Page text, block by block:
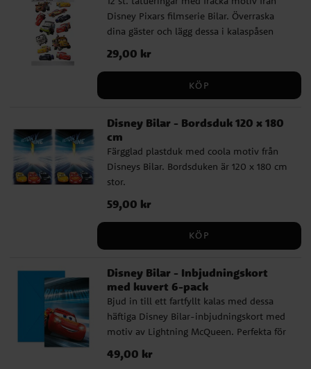
Disney Pixars filmserie Bilar. Överraska
dina gäster och lägg dessa i kalaspåsen
eller partyboxen inför kalaset med Bilar
som tema.
Pris:29,00 kr
29,00 kr
KÖP
Disney Bilar - Bordsduk 120 x 180
cm
Färgglad plastduk med coola motiv från
Disneys Bilar. Bordsduken är 120 x 180 cm
stor.
Pris:59,00 kr
59,00 kr
KÖP
Disney Bilar - Inbjudningskort
med kuvert 6-pack
Bjud in till ett fartfyllt kalas med dessa
häftiga Disney Bilar-inbjudningskort med
motiv av Lightning McQueen. Perfekta för
barn som älskar racing och vill samla
vännerna till en spännande
Pris :49,00 kr
49,00 kr